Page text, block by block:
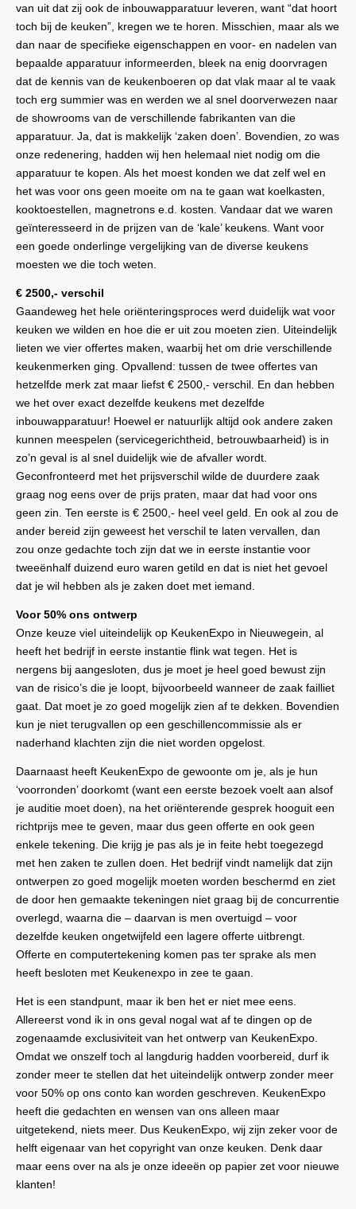
van uit dat zij ook de inbouwapparatuur leveren, want “dat hoort
toch bij de keuken”, kregen we te horen. Misschien, maar als we
dan naar de specifieke eigenschappen en voor- en nadelen van
bepaalde apparatuur informeerden, bleek na enig doorvragen
dat de kennis van de keukenboeren op dat vlak maar al te vaak
toch erg summier was en werden we al snel doorverwezen naar
de showrooms van de verschillende fabrikanten van die
apparatuur. Ja, dat is makkelijk ‘zaken doen’. Bovendien, zo was
onze redenering, hadden wij hen helemaal niet nodig om die
apparatuur te kopen. Als het moest konden we dat zelf wel en
het was voor ons geen moeite om na te gaan wat koelkasten,
kooktoestellen, magnetrons e.d. kosten. Vandaar dat we waren
geïnteresseerd in de prijzen van de ‘kale’ keukens. Want voor
een goede onderlinge vergelijking van de diverse keukens
moesten we die toch weten.
€ 2500,- verschil
Gaandeweg het hele oriënteringsproces werd duidelijk wat voor
keuken we wilden en hoe die er uit zou moeten zien. Uiteindelijk
lieten we vier offertes maken, waarbij het om drie verschillende
keukenmerken ging. Opvallend: tussen de twee offertes van
hetzelfde merk zat maar liefst € 2500,- verschil. En dan hebben
we het over exact dezelfde keukens met dezelfde
inbouwapparatuur! Hoewel er natuurlijk altijd ook andere zaken
kunnen meespelen (servicegerichtheid, betrouwbaarheid) is in
zo’n geval is al snel duidelijk wie de afvaller wordt.
Geconfronteerd met het prijsverschil wilde de duurdere zaak
graag nog eens over de prijs praten, maar dat had voor ons
geen zin. Ten eerste is € 2500,- heel veel geld. En ook al zou de
ander bereid zijn geweest het verschil te laten vervallen, dan
zou onze gedachte toch zijn dat we in eerste instantie voor
tweeënhalf duizend euro waren getild en dat is niet het gevoel
dat je wil hebben als je zaken doet met iemand.
Voor 50% ons ontwerp
Onze keuze viel uiteindelijk op KeukenExpo in Nieuwegein, al
heeft het bedrijf in eerste instantie flink wat tegen. Het is
nergens bij aangesloten, dus je moet je heel goed bewust zijn
van de risico’s die je loopt, bijvoorbeeld wanneer de zaak failliet
gaat. Dat moet je zo goed mogelijk zien af te dekken. Bovendien
kun je niet terugvallen op een geschillencommissie als er
naderhand klachten zijn die niet worden opgelost.
Daarnaast heeft KeukenExpo de gewoonte om je, als je hun
‘voorronden’ doorkomt (want een eerste bezoek voelt aan alsof
je auditie moet doen), na het oriënterende gesprek hooguit een
richtprijs mee te geven, maar dus geen offerte en ook geen
enkele tekening. Die krijg je pas als je in feite hebt toegezegd
met hen zaken te zullen doen. Het bedrijf vindt namelijk dat zijn
ontwerpen zo goed mogelijk moeten worden beschermd en ziet
de door hen gemaakte tekeningen niet graag bij de concurrentie
overlegd, waarna die – daarvan is men overtuigd – voor
dezelfde keuken ongetwijfeld een lagere offerte uitbrengt.
Offerte en computertekening komen pas ter sprake als men
heeft besloten met Keukenexpo in zee te gaan.
Het is een standpunt, maar ik ben het er niet mee eens.
Allereerst vond ik in ons geval nogal wat af te dingen op de
zogenaamde exclusiviteit van het ontwerp van KeukenExpo.
Omdat we onszelf toch al langdurig hadden voorbereid, durf ik
zonder meer te stellen dat het uiteindelijk ontwerp zonder meer
voor 50% op ons conto kan worden geschreven. KeukenExpo
heeft die gedachten en wensen van ons alleen maar
uitgetekend, niets meer. Dus KeukenExpo, wij zijn zeker voor de
helft eigenaar van het copyright van onze keuken. Denk daar
maar eens over na als je onze ideeën op papier zet voor nieuwe
klanten!